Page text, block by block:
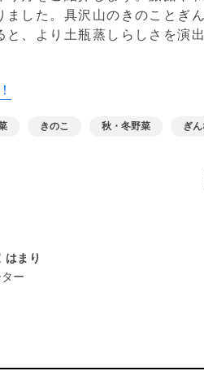
した。具沢山のきのことぎ
、より土瓶蒸しらしさを演
きのこ 秋・冬野菜 ぎ
まり
ー